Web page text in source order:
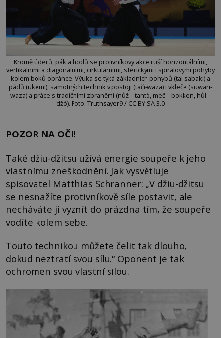
Kromě úderů, pák a hodů se protivníkovy akce ruší horizontálními,
vertikálními a diagonálními, cirkulárními, sférickými i spirálovými pohyby
kolem boků obránce. Výuka se týká základních pohybů (tai-sabaki) a
pádů (ukemi), samotných technik v postoji (tači-waza) i vkleče (suwari-
waza) a práce s tradičními zbraněmi (nůž – tantó, meč – bokken, hůl –
džó). Foto: Truthsayer9 / CC BY-SA 3.0
POZOR NA OČI!
Také džiu-džitsu užívá energie soupeře k jeho
vlastnímu zneškodnění. Jak vysvětluje
spisovatel Matthias Schranner: „V džiu-džitsu
se nesnažíte protivníkově síle postavit, ale
necháváte ji vyznít do prázdna tím, že soupeře
vodíte kolem sebe.
Touto technikou můžete čelit tak dlouho,
dokud neztratí svou sílu.“ Oponent je tak
ochromen svou vlastní silou.